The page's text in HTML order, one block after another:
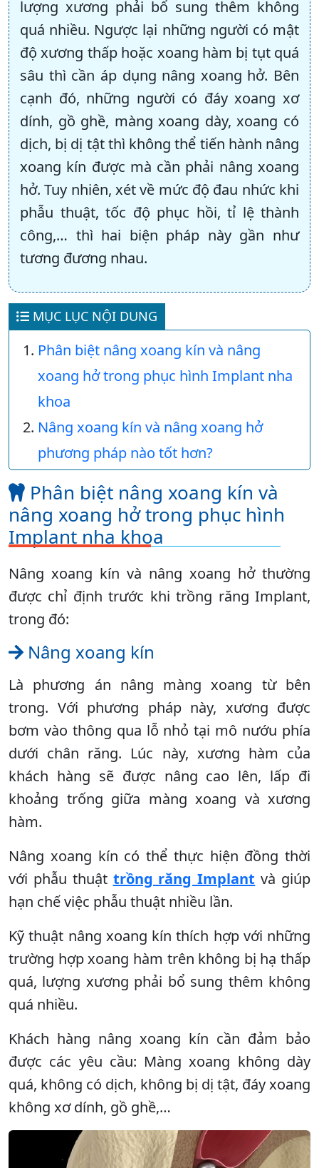
lượng xương phải bổ sung thêm không
quá nhiều. Ngược lại những người có mật
độ xương thấp hoặc xoang hàm bị tụt quá
sâu thì cần áp dụng nâng xoang hở. Bên
cạnh đó, những người có đáy xoang xơ
dính, gồ ghề, màng xoang dày, xoang có
dịch, bị dị tật thì không thể tiến hành nâng
xoang kín được mà cần phải nâng xoang
hở. Tuy nhiên, xét về mức độ đau nhức khi
phẫu thuật, tốc độ phục hồi, tỉ lệ thành
công,… thì hai biện pháp này gần như
tương đương nhau.
MỤC LỤC NỘI DUNG
Phân biệt nâng xoang kín và nâng
xoang hở trong phục hình Implant nha
khoa
Nâng xoang kín và nâng xoang hở
phương pháp nào tốt hơn?
Phân biệt nâng xoang kín và
nâng xoang hở trong phục hình
Implant nha khoa
Nâng xoang kín và nâng xoang hở thường
được chỉ định trước khi trồng răng Implant,
trong đó:
Nâng xoang kín
Là phương án nâng màng xoang từ bên
trong. Với phương pháp này, xương được
bơm vào thông qua lỗ nhỏ tại mô nướu phía
dưới chân răng. Lúc này, xương hàm của
khách hàng sẽ được nâng cao lên, lấp đi
khoảng trống giữa màng xoang và xương
hàm.
Nâng xoang kín có thể thực hiện đồng thời
với phẫu thuật trồng răng Implant và giúp
hạn chế việc phẫu thuật nhiều lần.
Kỹ thuật nâng xoang kín thích hợp với những
trường hợp xoang hàm trên không bị hạ thấp
quá, lượng xương phải bổ sung thêm không
quá nhiều.
Khách hàng nâng xoang kín cần đảm bảo
được các yêu cầu: Màng xoang không dày
quá, không có dịch, không bị dị tật, đáy xoang
không xơ dính, gồ ghề,…